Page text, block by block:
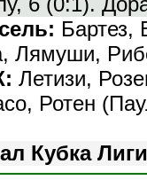
Бартез,
Лямуши,
Летизи,
Ротен
Кубка Лиги